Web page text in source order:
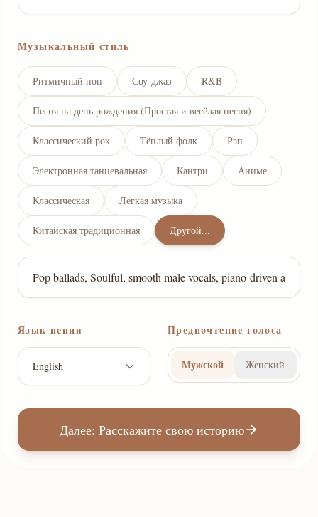
Музыкальный стиль
Ритмичный поп Соу-джаз R&B
Песня на день рождения (Простая и весёлая песня)
Классический рок Тёплый фолк Рэп
Электронная танцевальная Кантри Аниме
Классическая Лёгкая музыка
Китайская традиционная Другой...
Язык пения
English
Предпочтение голоса
Мужской Женский
Далее: Расскажите свою историю